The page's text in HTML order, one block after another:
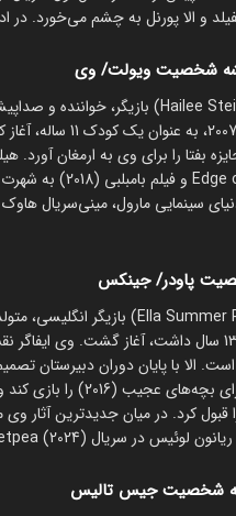
و الا پورنل به چشم می‌خورد.
شخصیت ویولت/ وی
پاودر/ جینکس
(2014) بوده است. الا با پایان دوران
خانه دوشیزه
قبول کرد. در میان جدیدترین آثار
شخصیت جیس تالیس